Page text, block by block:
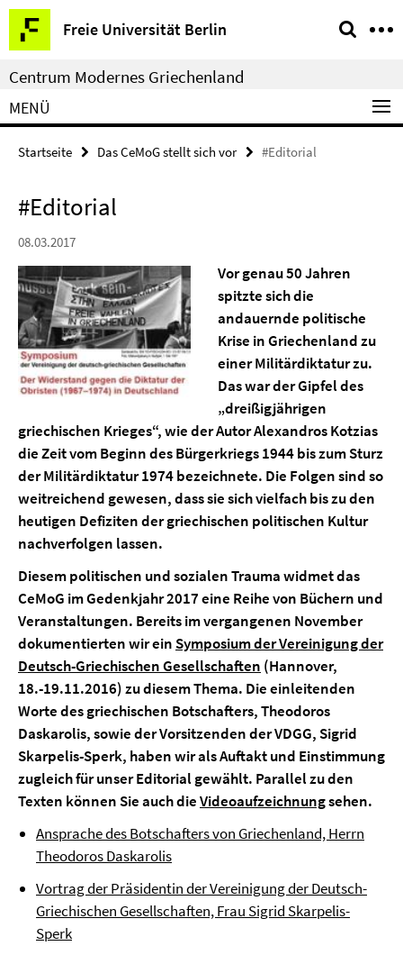
Springe
direkt
zu
Inhalt
Freie Universität Berlin
Service-
Navigation
Centrum Modernes Griechenland
MENÜ
Startseite Das CeMoG stellt sich vor #Editorial
#Editorial
08.03.2017
Vor genau 50 Jahren
spitzte sich die
andauernde politische
Krise in Griechenland zu
einerMilitärdiktaturzu.
Das war der Gipfel des
„dreißigjährigen
griechischen Krieges“, wie der Autor Alexandros Kotzias
die Zeit vom Beginn des Bürgerkriegs 1944 bis zum Sturz
der Militärdiktatur 1974 bezeichnete. Die Folgen sind so
weitreichend gewesen, dass sie sich vielfach bis zu den
heutigen Defiziten der griechischen politischen Kultur
nachverfolgen lassen.
Diesem politischen und sozialen Trauma widmet das
CeMoG imGedenkjahr 2017eine Reihe von Büchern und
Veranstaltungen. Bereits im vergangenen November
dokumentierten wir ein Symposium der Vereinigung der
Deutsch-Griechischen Gesellschaften (Hannover,
18.-19.11.2016) zu diesem Thema. Die einleitenden
Worte des griechischen Botschafters,Theodoros
Daskarolis, sowie der Vorsitzenden der VDGG, Sigrid
Skarpelis-Sperk, haben wir als Auftakt und Einstimmung
zugleich für unser Editorial gewählt. Parallel zu den
Texten können Sie auch dieVideoaufzeichnungsehen.
Ansprache des Botschafters von Griechenland, Herrn
Theodoros Daskarolis
Vortrag der Präsidentin der Vereinigung der Deutsch-
Griechischen Gesellschaften, Frau Sigrid Skarpelis-
Sperk